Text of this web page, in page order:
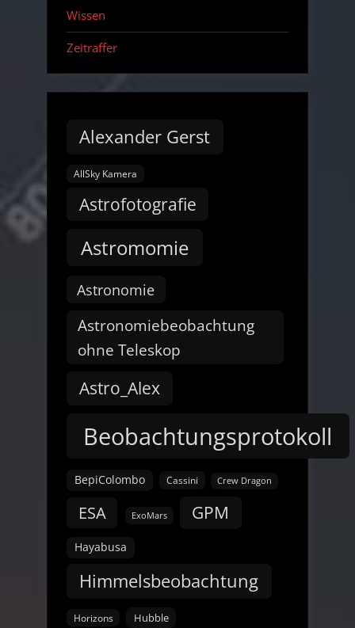
Wissen
Zeitraffer
Alexander Gerst
AllSky Kamera
Astrofotografie
Astromomie
Astronomie
Astronomiebeobachtung
ohne Teleskop
Astro_Alex
Beobachtungsprotokoll
BepiColombo Cassini Crew Dragon
ESA ExoMars GPM
Hayabusa
Himmelsbeobachtung
Horizons Hubble